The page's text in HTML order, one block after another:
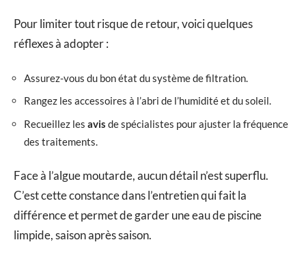
Pour limiter tout risque de retour, voici quelques
réflexes à adopter :
Assurez-vous du bon état du système de filtration.
Rangez les accessoires à l’abri de l’humidité et du soleil.
Recueillez les avis de spécialistes pour ajuster la fréquence
des traitements.
Face à l’algue moutarde, aucun détail n’est superflu.
C’est cette constance dans l’entretien qui fait la
différence et permet de garder une eau de piscine
limpide, saison après saison.